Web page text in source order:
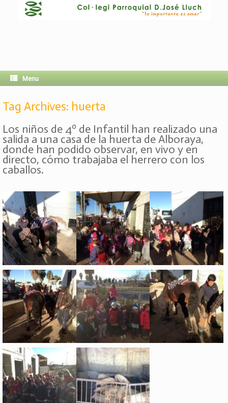
Menu
Tag Archives: huerta
Los niños de 4º de Infantil han realizado una
salida a una casa de la huerta de Alboraya,
donde han podido observar, en vivo y en
directo, cómo trabajaba el herrero con los
caballos.